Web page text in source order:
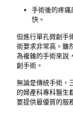
手術後的疼
快。
但進行單孔微創手
術要求非常高。雖
為複雜的手術來說
創手術。
無論是傳統手術，
的婦產科專科醫生
要提供最優質的服